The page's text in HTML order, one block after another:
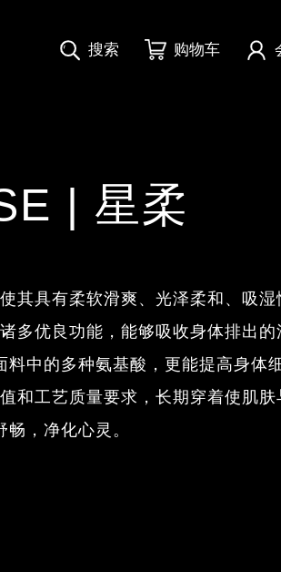
搜索 购物车
| 星柔
其具有柔软滑爽、光泽柔和、吸
多优良功能，能够吸收身体排出
中的多种氨基酸，更能提高身体
和工艺质量要求，长期穿着使肌
畅，净化心灵。